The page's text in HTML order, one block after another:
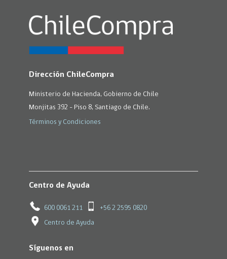
Dirección ChileCompra
Ministerio de Hacienda, Gobierno de Chile
Monjitas 392 - Piso 8, Santiago de Chile.
Términos y Condiciones
Centro de Ayuda
600 0061 211 +56 2 2595 0820
Centro de Ayuda
Síguenos en